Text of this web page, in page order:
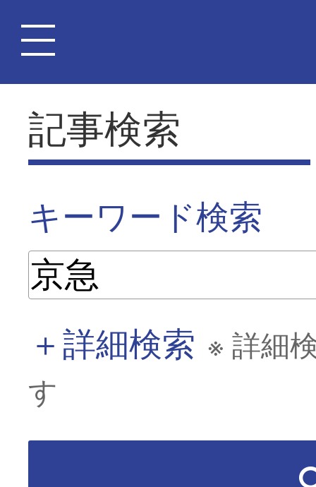
記事検索
キーワード検索
＋詳細検索 ※ 詳細
す